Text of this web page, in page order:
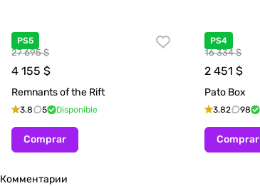
PS5
27 695 $
4 155 $
Remnants of the Rift
3.8 5 Disponible
Comprar
PS4
16 334 $
2 451$
Pato Box
3.82 98
Comprar
Комментарии